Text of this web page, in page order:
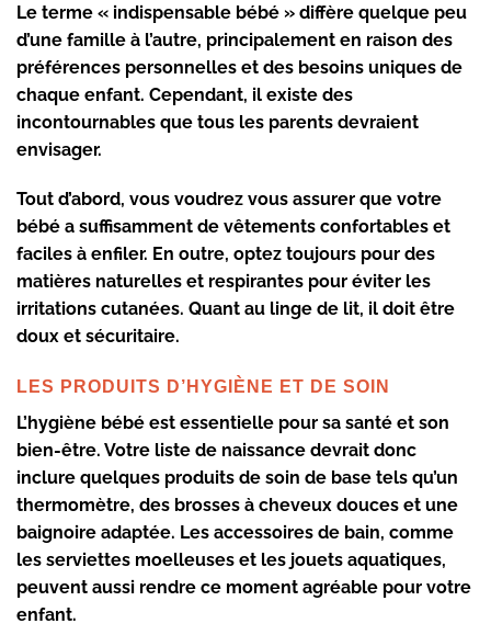
Le terme « indispensable bébé » diffère quelque peu
d’une famille à l’autre, principalement en raison des
préférences personnelles et des besoins uniques de
chaque enfant. Cependant, il existe des
incontournables que tous les parents devraient
envisager.
Tout d’abord, vous voudrez vous assurer que votre
bébé a suffisamment de vêtements confortables et
faciles à enfiler. En outre, optez toujours pour des
matières naturelles et respirantes pour éviter les
irritations cutanées. Quant au linge de lit, il doit être
doux et sécuritaire.
LES PRODUITS D’HYGIÈNE ET DE SOIN
L’hygiène bébé est essentielle pour sa santé et son
bien-être. Votre liste de naissance devrait donc
inclure quelques produits de soin de base tels qu’un
thermomètre, des brosses à cheveux douces et une
baignoire adaptée. Les accessoires de bain, comme
les serviettes moelleuses et les jouets aquatiques,
peuvent aussi rendre ce moment agréable pour votre
enfant.